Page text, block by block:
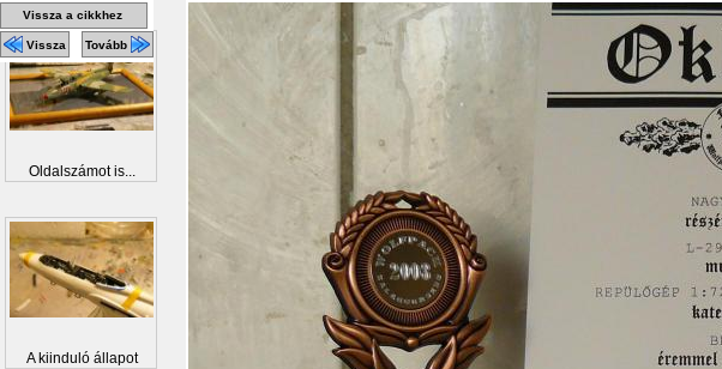
Vissza a cikkhez
Vissza Tovább
Oldalszámot is...
A kiinduló állapot